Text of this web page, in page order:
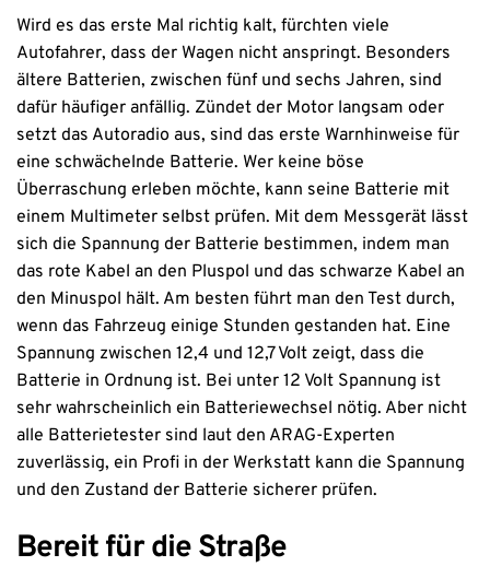
Wird es das erste Mal richtig kalt, fürchten viele
Autofahrer, dass der Wagen nicht anspringt. Besonders
ältere Batterien, zwischen fünf und sechs Jahren, sind
dafür häufiger anfällig. Zündet der Motor langsam oder
setzt das Autoradio aus, sind das erste Warnhinweise für
eine schwächelnde Batterie. Wer keine böse
Überraschung erleben möchte, kann seine Batterie mit
einem Multimeter selbst prüfen. Mit dem Messgerät lässt
sich die Spannung der Batterie bestimmen, indem man
das rote Kabel an den Pluspol und das schwarze Kabel an
den Minuspol hält. Am besten führt man den Test durch,
wenn das Fahrzeug einige Stunden gestanden hat. Eine
Spannung zwischen 12,4 und 12,7 Volt zeigt, dass die
Batterie in Ordnung ist. Bei unter 12 Volt Spannung ist
sehr wahrscheinlich ein Batteriewechsel nötig. Aber nicht
alle Batterietester sind laut den ARAG-Experten
zuverlässig, ein Profi in der Werkstatt kann die Spannung
und den Zustand der Batterie sicherer prüfen.
Bereit für die Straße